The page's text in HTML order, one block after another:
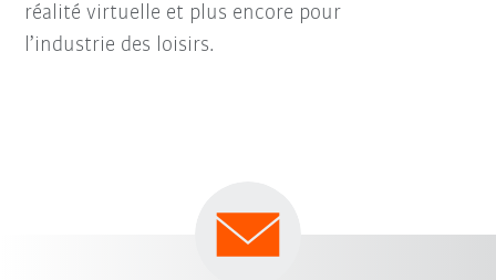
réalité virtuelle et plus encore pour
l’industrie des loisirs.